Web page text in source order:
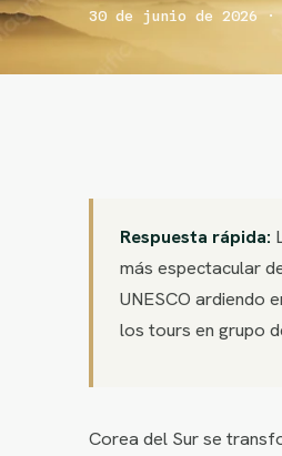
30 de junio de 2026
Respuesta rápida:
más espectacular
UNESCO ardiendo
los tours en grupo
Corea del Sur se